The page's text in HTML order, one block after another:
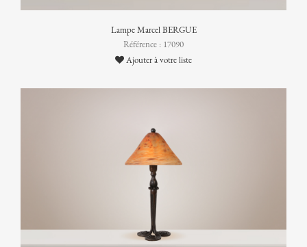
Lampe Marcel BERGUE
Référence : 17090
Ajouter à votre liste